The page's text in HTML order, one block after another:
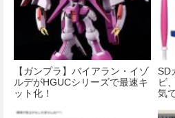
【ガンプラ】バイアラン・イゾ
ルデがHGUCシリーズで最速キ
ット化！
SD
ビ
気